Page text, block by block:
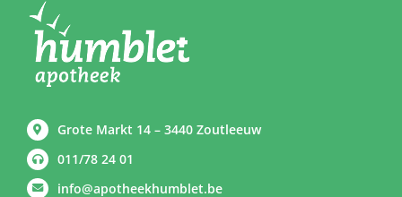
Grote Markt 14 – 3440 Zoutleeuw
011/78 24 01
info@apotheekhumblet.be